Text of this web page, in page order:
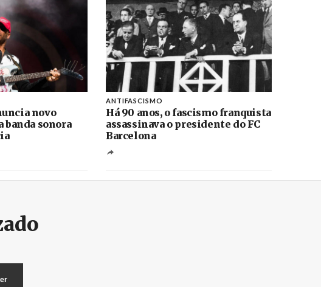
novo
banda sonora
ANTIFASCISMO
Há 90 anos, o fascismo franquista
assassinava o presidente do FC
Barcelona